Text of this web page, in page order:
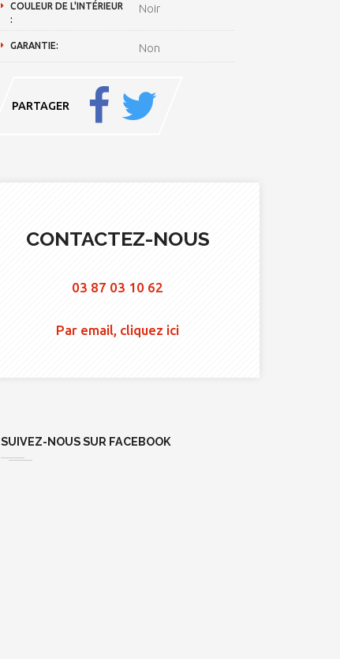
COULEUR DE L'INTÉRIEUR
:
Noir
GARANTIE: Non
PARTAGER
CONTACTEZ-NOUS
03 87 03 10 62
Par email, cliquez ici
SUIVEZ-NOUS SUR FACEBOOK